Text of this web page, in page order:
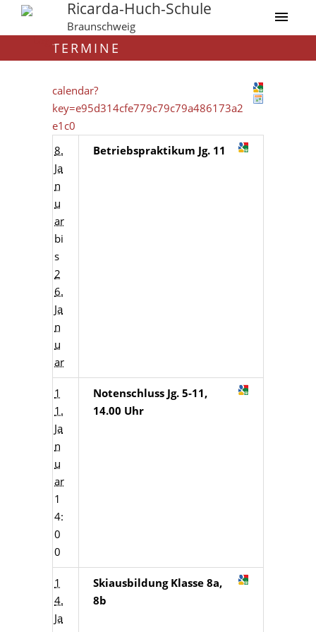
Ricarda-Huch-Schule
Braunschweig
TERMINE
calendar?
key=e95d314cfe779c79c79a486173a2
e1c0
8.
Ja
n
u
ar
bi
s
2
6.
Ja
n
u
ar
Betriebspraktikum Jg. 11
1
1.
Ja
n
u
ar
1
4:
0
0
Notenschluss Jg. 5-11,
14.00 Uhr
1
4.
Ja
Skiausbildung Klasse 8a,
8b